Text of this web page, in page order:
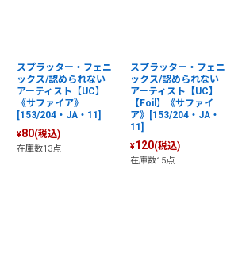
スプラッター・フェニ
ックス/認められない
アーティスト【UC】
《サファイア》
[153/204・JA・11]
¥80(税込)
在庫数13点
スプラッター・フェニ
ックス/認められない
アーティスト【UC】
【Foil】《サファイ
ア》[153/204・JA・
11]
¥120(税込)
在庫数15点